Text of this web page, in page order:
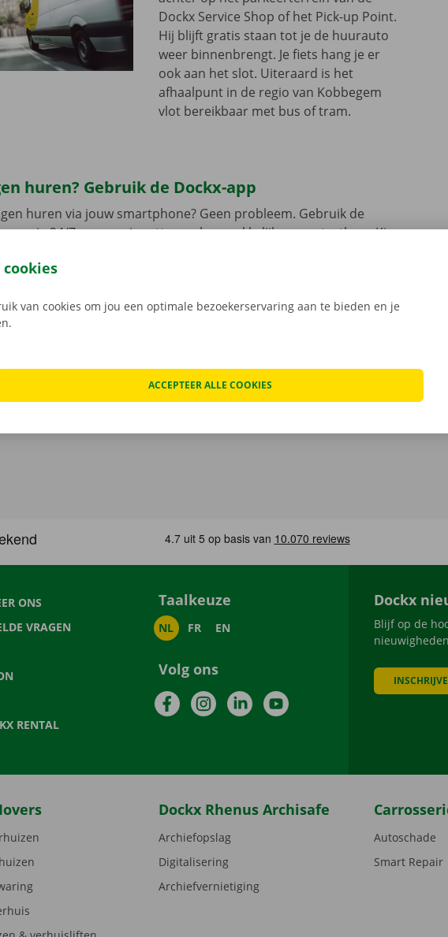
Dockx Service Shop of het Pick-up Point.
Hij blijft gratis staan tot je de huurauto
weer binnenbrengt. Je fiets hang je er
ook aan het slot. Uiteraard is het
afhaalpunt in de regio van Kobbegem
vlot bereikbaar met bus of tram.
huren? Gebruik de Dockx-app
huren via jouw smartphone? Geen probleem. Gebruik de
je 24/7 een camionette: snel, gemakkelijk en contactloos. Kies
ophalen open je de camionette eenvoudig met jouw digitale
ONS
VRAGEN
RENTAL
Taalkeuze
NL FR EN
Volg ons
FacebookInstagramLinkedInYouTube
Dockx
Blijf op de
Dockx Rhenus Archisafe
Archiefopslag
Digitalisering
Archiefvernietiging
Autoschade
Smart Repair
van cookies om jou een optimale bezoekerservaring aan te bieden en je
ACCEPTEER ALLE COOKIES